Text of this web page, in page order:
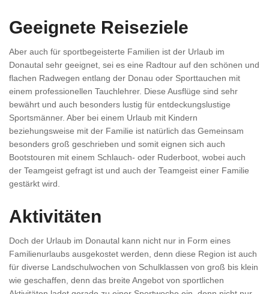
Geeignete Reiseziele
Aber auch für sportbegeisterte Familien ist der Urlaub im
Donautal sehr geeignet, sei es eine Radtour auf den schönen und
flachen Radwegen entlang der Donau oder Sporttauchen mit
einem professionellen Tauchlehrer. Diese Ausflüge sind sehr
bewährt und auch besonders lustig für entdeckungslustige
Sportsmänner. Aber bei einem Urlaub mit Kindern
beziehungsweise mit der Familie ist natürlich das Gemeinsam
besonders groß geschrieben und somit eignen sich auch
Bootstouren mit einem Schlauch- oder Ruderboot, wobei auch
der Teamgeist gefragt ist und auch der Teamgeist einer Familie
gestärkt wird.
Aktivitäten
Doch der Urlaub im Donautal kann nicht nur in Form eines
Familienurlaubs ausgekostet werden, denn diese Region ist auch
für diverse Landschulwochen von Schulklassen von groß bis klein
wie geschaffen, denn das breite Angebot von sportlichen